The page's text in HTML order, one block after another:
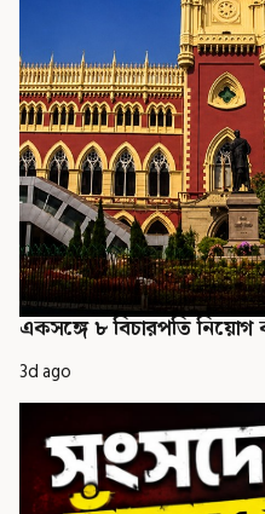
একসঙ্গে ৮ বিচারপতি
3d ago